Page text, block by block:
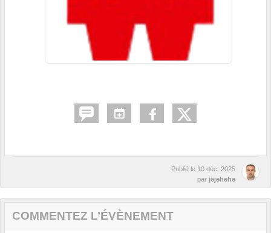
Publié le 10 déc. 2025
par jejehehe
COMMENTEZ L’ÉVÈNEMENT